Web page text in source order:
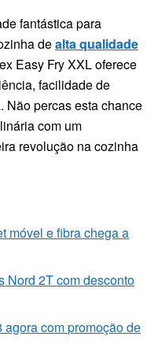
fantástica para
dealta qualidade
Easy Fry XXL oferece
facilidade de
Não percas esta chance
com um
revolução na cozinha
móvel e fibra chega a
Nord 2T com desconto
com promoção de